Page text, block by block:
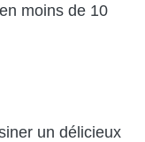
moins de 10
un délicieux